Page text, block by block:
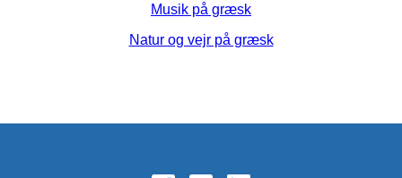
Musik på græsk
Natur og vejr på græsk